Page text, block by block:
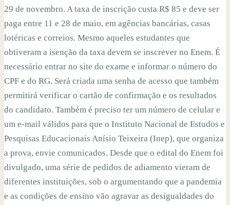
29 de novembro. A taxa de inscrição custa R$ 85 e deve ser
paga entre 11 e 28 de maio, em agências bancárias, casas
lotéricas e correios. Mesmo aqueles estudantes que
obtiveram a isenção da taxa devem se inscrever no Enem. É
necessário entrar no site do exame e informar o número do
CPF e do RG. Será criada uma senha de acesso que também
permitirá verificar o cartão de confirmação e os resultados
do candidato. Também é preciso ter um número de celular e
um e-mail válidos para que o Instituto Nacional de Estudos e
Pesquisas Educacionais Anísio Teixeira (Inep), que organiza
a prova, envie comunicados. Desde que o edital do Enem foi
divulgado, uma série de pedidos de adiamento vieram de
diferentes instituições, sob o argumentando que a pandemia
e as condições de ensino vão agravar as desigualdades do